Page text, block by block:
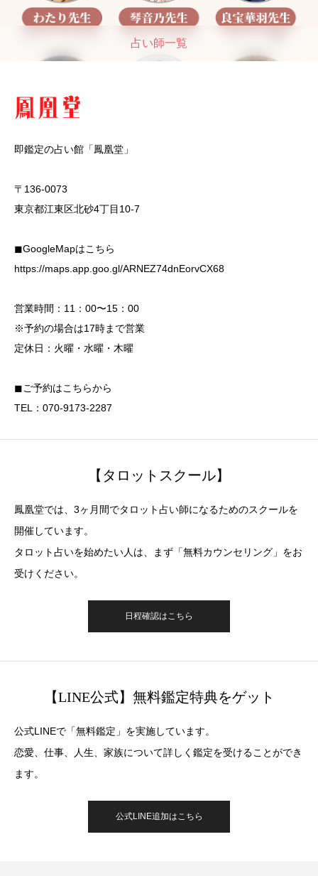
占い師一覧
即鑑定の占い館「鳳凰堂」
〒136-0073
東京都江東区北砂4丁目10-7
◼︎GoogleMapはこちら
https://maps.app.goo.gl/ARNEZ74dnEorvCX68
営業時間：11：00〜15：00
※予約の場合は17時まで営業
定休日：火曜・水曜・木曜
◼︎ご予約はこちらから
TEL：070-9173-2287
【タロットスクール】
鳳凰堂では、3ヶ月間でタロット占い師になるためのスクールを
開催しています。
タロット占いを始めたい人は、まず「無料カウンセリング」をお
受けください。
日程確認はこちら
【LINE公式】無料鑑定特典をゲット
公式LINEで「無料鑑定」を実施しています。
恋愛、仕事、人生、家族について詳しく鑑定を受けることができ
ます。
公式LINE追加はこちら